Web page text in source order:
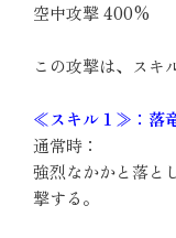
空中攻撃 400%
この攻撃は、スキ
≪スキル１≫：落
通常時：
強烈なかかと落と
撃する。